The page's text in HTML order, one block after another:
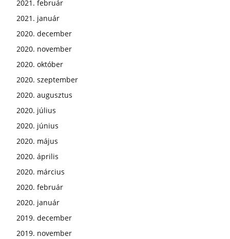
2021. február
2021. január
2020. december
2020. november
2020. október
2020. szeptember
2020. augusztus
2020. július
2020. június
2020. május
2020. április
2020. március
2020. február
2020. január
2019. december
2019. november